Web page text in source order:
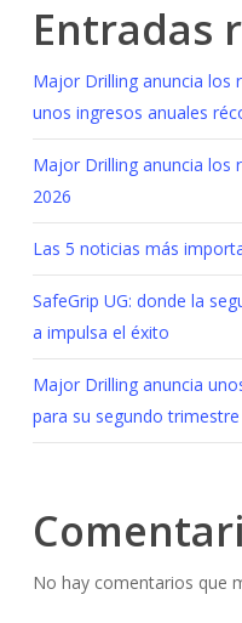
Entradas
Major Drilling anuncia los
unos ingresos anuales
Major Drilling anuncia los
2026
Las 5 noticias más
SafeGrip UG: donde la
a impulsa el éxito
Major Drilling anuncia
para su segundo
No hay comentarios que